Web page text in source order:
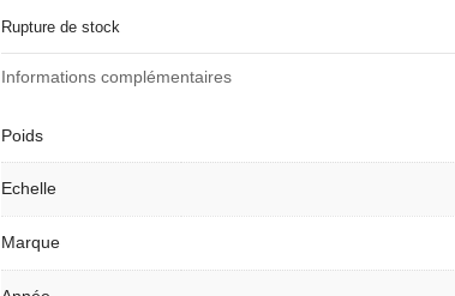
Rupture de stock
Informations complémentaires
Poids
Echelle
Marque